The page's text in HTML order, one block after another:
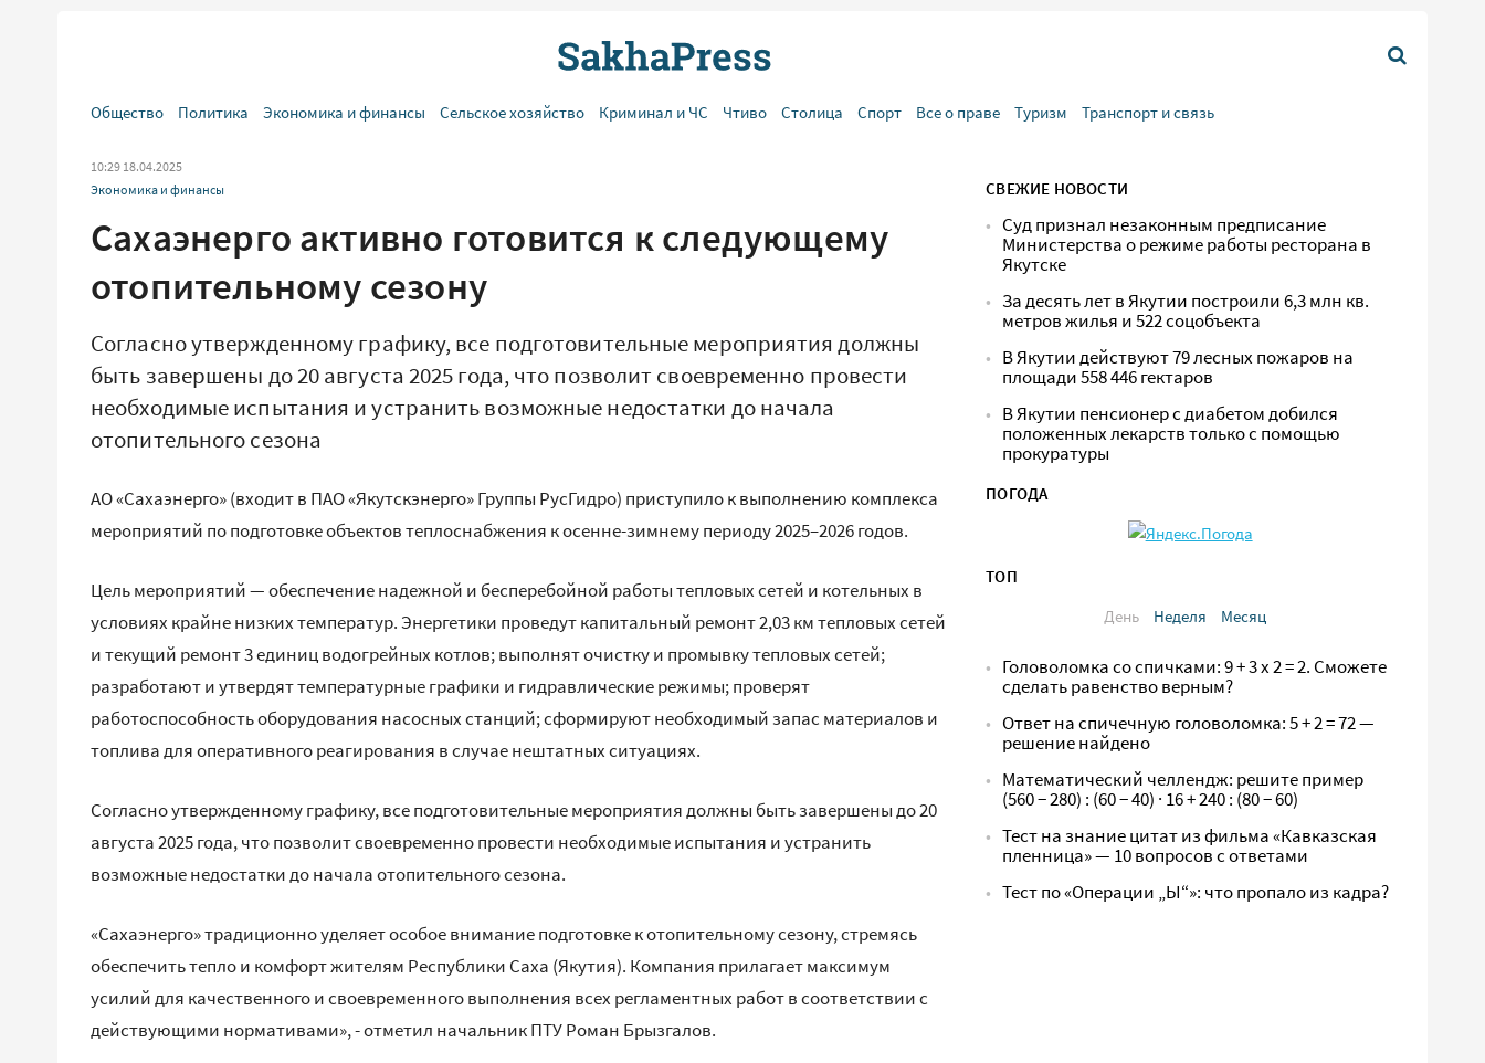
Общество Политика Экономика и финансы Сельское хозяйство Криминал и ЧС Чтиво Столица Спорт Все о праве Туризм Транспорт и связь
10:29 18.04.2025
Экономика и финансы
Сахаэнерго активно готовится к следующему
отопительному сезону
Согласно утвержденному графику, все подготовительные мероприятия должны
быть завершены до 20 августа 2025 года, что позволит своевременно провести
необходимые испытания и устранить возможные недостатки до начала
отопительного сезона
АО «Сахаэнерго» (входит в ПАО «Якутскэнерго» Группы РусГидро) приступило к выполнению комплекса
мероприятий по подготовке объектов теплоснабжения к осенне-зимнему периоду 2025–2026 годов.
Цель мероприятий — обеспечение надежной и бесперебойной работы тепловых сетей и котельных в
условиях крайне низких температур. Энергетики проведут капитальный ремонт 2,03 км тепловых сетей
и текущий ремонт 3 единиц водогрейных котлов; выполнят очистку и промывку тепловых сетей;
разработают и утвердят температурные графики и гидравлические режимы; проверят
работоспособность оборудования насосных станций; сформируют необходимый запас материалов и
топлива для оперативного реагирования в случае нештатных ситуациях.
Согласно утвержденному графику, все подготовительные мероприятия должны быть завершены до 20
августа 2025 года, что позволит своевременно провести необходимые испытания и устранить
возможные недостатки до начала отопительного сезона.
«Сахаэнерго» традиционно уделяет особое внимание подготовке к отопительному сезону, стремясь
обеспечить тепло и комфорт жителям Республики Саха (Якутия). Компания прилагает максимум
усилий для качественного и своевременного выполнения всех регламентных работ в соответствии с
действующими нормативами», - отметил начальник ПТУ Роман Брызгалов.
СВЕЖИЕ НОВОСТИ
Суд признал незаконным предписание
Министерства о режиме работы ресторана в
Якутске
За десять лет в Якутии построили 6,3 млн кв.
метров жилья и 522 соцобъекта
В Якутии действуют 79 лесных пожаров на
площади 558 446 гектаров
В Якутии пенсионер с диабетом добился
положенных лекарств только с помощью
прокуратуры
ПОГОДА
ТОП
День
Неделя Месяц
Головоломка со спичками: 9 + 3 х 2 = 2. Сможете
сделать равенство верным?
Ответ на спичечную головоломка: 5 + 2 = 72 —
решение найдено
Математический челлендж: решите пример
(560 − 280) : (60 − 40) · 16 + 240 : (80 − 60)
Тест на знание цитат из фильма «Кавказская
пленница» — 10 вопросов с ответами
Тест по «Операции „Ы“»: что пропало из кадра?